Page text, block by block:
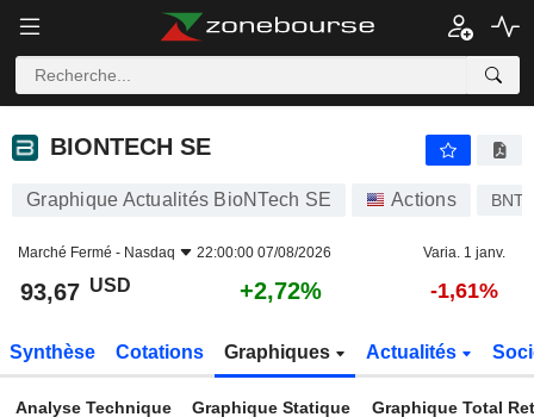
BIONTECH SE
BIONTECH SE
Graphique Actualités BioNTech SE Actions
Marché Fermé - Nasdaq 22:00:00 07/08/2026 Varia. 1 janv.
93,67 USD +2,72% -1,61%
Synthèse Cotations Graphiques Actualités
Analyse Technique Graphique Statique Graphique Total